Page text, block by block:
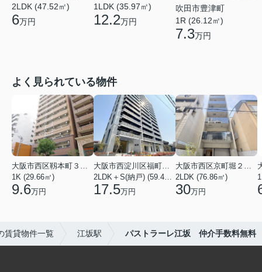
2LDK (47.52㎡)
6万円
1LDK (35.97㎡)
12.2万円
吹田市豊津町
1R (26.12㎡)
7.3万円
よく見られている物件
1K (29.66㎡)
9.6万円 17.5万円
2LDK (76.86㎡)
30万円
賃貸物件一覧 江坂駅 パストラーレ江坂 仲介手数料無料